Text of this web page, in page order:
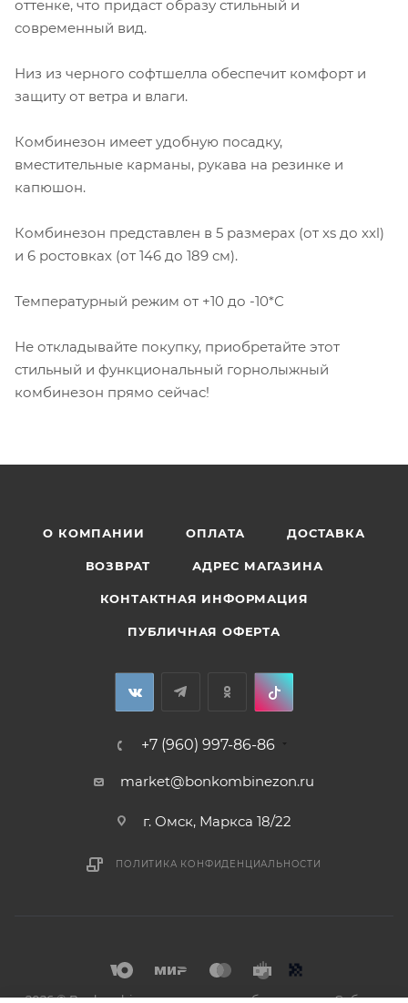
оттенке, что придаст образу стильный и
современный вид.
Низ из черного софтшелла обеспечит комфорт и
защиту от ветра и влаги.
Комбинезон имеет удобную посадку,
вместительные карманы, рукава на резинке и
капюшон.
Комбинезон представлен в 5 размерах (от xs до xxl)
и 6 ростовках (от 146 до 189 см).
Температурный режим от +10 до -10*С
Не откладывайте покупку, приобретайте этот
стильный и функциональный горнолыжный
комбинезон прямо сейчас!
О КОМПАНИИ ОПЛАТА ДОСТАВКА
ВОЗВРАТ АДРЕС МАГАЗИНА
КОНТАКТНАЯ ИНФОРМАЦИЯ
ПУБЛИЧНАЯ ОФЕРТА
+7 (960) 997-86-86
market@bonkombinezon.ru
г. Омск, Маркса 18/22
ПОЛИТИКА КОНФИДЕНЦИАЛЬНОСТИ
2026 © Bonkombinezon- зимние комбинезоны из Сибири